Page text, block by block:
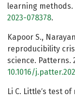
learning methods.
2023-078378.
Kapoor S.,
reproducibility
science. Patterns.
10.1016/
Li C. Little′s test